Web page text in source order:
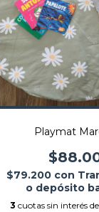
Playmat
$79.200 con
o depósito
3 cuotas sin interés de